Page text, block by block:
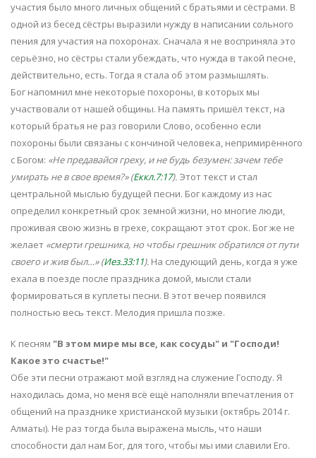
участия было много личных общений с братьями и сёстрами. В
одной из бесед сёстры выразили нужду в написании сольного
пения для участия на похоронах. Сначала я не восприняла это
серьёзно, но сёстры стали убеждать, что нужда в такой песне,
действительно, есть. Тогда я стала об этом размышлять.
Бог напомнил мне некоторые похороны, в которых мы
участвовали от нашей общины. На память пришёл текст, на
который братья не раз говорили Слово, особенно если
похороны были связаны с кончиной человека, непримирённого
с Богом: «Не предавайся греху, и не будь безумен: зачем тебе
умирать не в свое время?» (Еккл.7:17). Этот текст и стал
центральной мыслью будущей песни. Бог каждому из нас
определил конкретный срок земной жизни, но многие люди,
проживая свою жизнь в грехе, сокращают этот срок. Бог же не
желает «смерти грешника, но чтобы грешник обратился от пути
своего и жив был…» (Иез.33:11). На следующий день, когда я уже
ехала в поезде после праздника домой, мысли стали
формироваться в куплеты песни. В этот вечер появился
полностью весь текст. Мелодия пришла позже.
К песням "В этом мире мы все, как сосуды" и "Господи!
Какое это счастье!"
Обе эти песни отражают мой взгляд на служение Господу. Я
находилась дома, но меня всё ещё наполняли впечатления от
общений на празднике христианской музыки (октябрь 2014 г.
Алматы). Не раз тогда была выражена мысль, что наши
способности дал нам Бог, для того, чтобы мы ими славили Его.